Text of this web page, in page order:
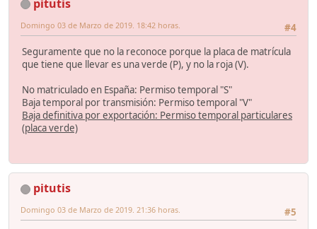
pitutis
#4
Domingo 03 de Marzo de 2019. 18:42 horas.
Seguramente que no la reconoce porque la placa de matrícula
que tiene que llevar es una verde (P), y no la roja (V).
No matriculado en España: Permiso temporal "S"
Baja temporal por transmisión: Permiso temporal "V"
Baja definitiva por exportación: Permiso temporal particulares
(placa verde)
pitutis
#5
Domingo 03 de Marzo de 2019. 21:36 horas.